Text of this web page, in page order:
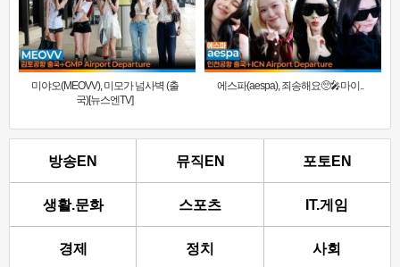
미야오(MEOVV), 미모가 넘사벽 (출
국)[뉴스엔TV]
에스파(aespa), 죄송해요🥺🎤마이..
방송EN 뮤직EN 포토EN
생활.문화 스포츠 IT.게임
경제 정치 사회